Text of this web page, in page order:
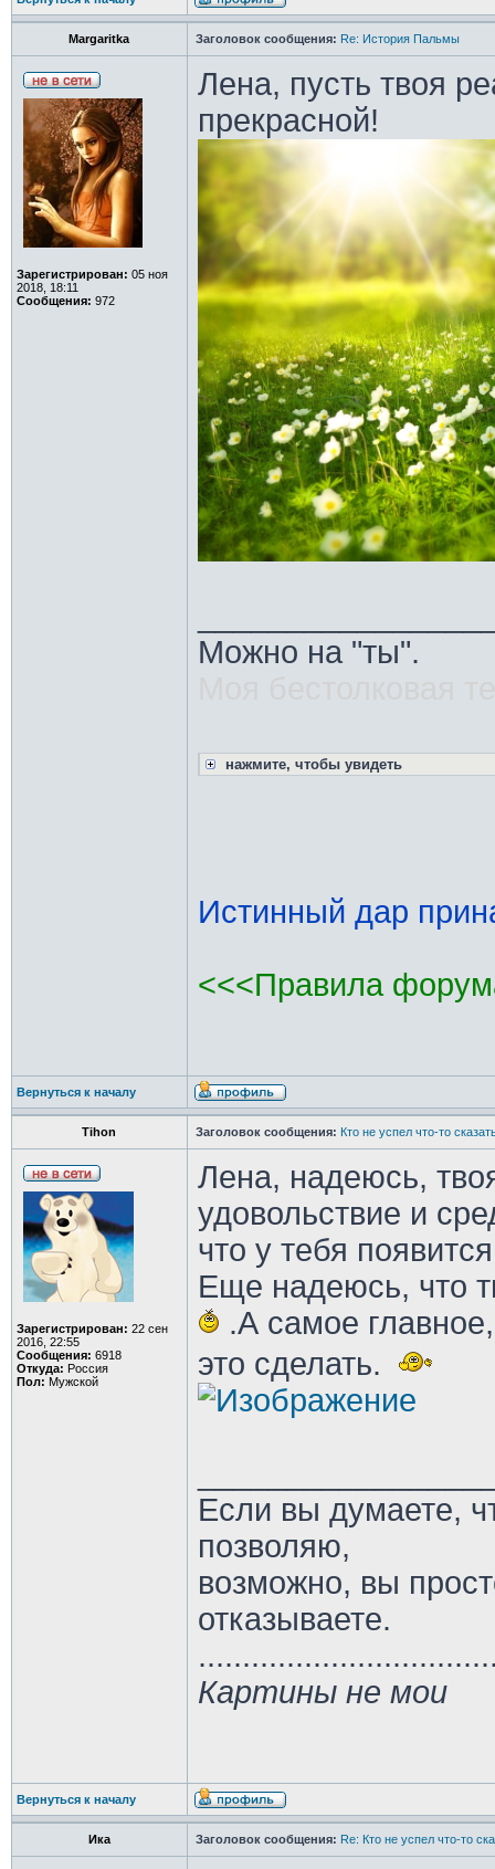
Margaritka Заголовок сообщения: Re: История Пальмы
Зарегистрирован: 05 ноя
2018, 18:11
Сообщения: 972
Лена, пусть твоя
прекрасной!
Можно на "ты".
нажмите, чтобы увидеть
Истинный дар
<<<Правила
Вернуться к началу
Tihon Заголовок сообщения: Кто не успел что-то
Зарегистрирован: 22 сен
2016, 22:55
Сообщения: 6918
Откуда: Россия
Пол: Мужской
Лена, надеюсь,
удовольствие и
что у тебя
Еще надеюсь, что
.А самое
это сделать.
Если вы думаете,
позволяю,
возможно, вы
отказываете.
Картины не мои
Вернуться к началу
Ика Заголовок сообщения: Re: Кто не успел что-то